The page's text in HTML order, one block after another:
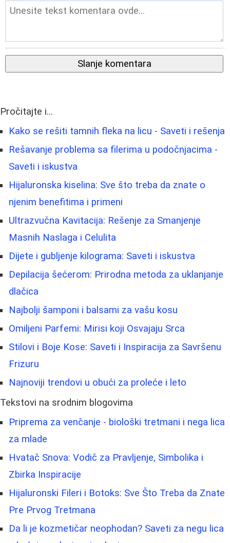
Slanje komentara
Pročitajte i...
Kako se rešiti tamnih fleka na licu - Saveti i rešenja
Rešavanje problema sa filerima u podočnjacima -
Saveti i iskustva
Hijaluronska kiselina: Sve što treba da znate o
njenim benefitima i primeni
Ultrazvučna Kavitacija: Rešenje za Smanjenje
Masnih Naslaga i Celulita
Dijete i gubljenje kilograma: Saveti i iskustva
Depilacija šećerom: Prirodna metoda za uklanjanje
dlačica
Najbolji šamponi i balsami za vašu kosu
Omiljeni Parfemi: Mirisi koji Osvajaju Srca
Stilovi i Boje Kose: Saveti i Inspiracija za Savršenu
Frizuru
Najnoviji trendovi u obući za proleće i leto
Tekstovi na srodnim blogovima
Priprema za venčanje - biološki tretmani i nega lica
za mlade
Hvatač Snova: Vodič za Pravljenje, Simbolika i
Zbirka Inspiracije
Hijaluronski Fileri i Botoks: Sve Što Treba da Znate
Pre Prvog Tretmana
Da li je kozmetičar neophodan? Saveti za negu lica